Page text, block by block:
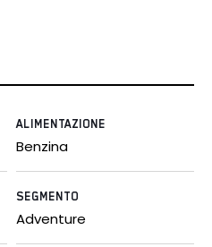
ALIMENTAZIONE
Benzina
SEGMENTO
Adventure